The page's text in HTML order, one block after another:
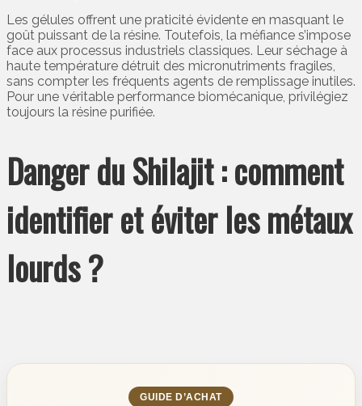
Les gélules offrent une praticité évidente en masquant le
goût puissant de la résine. Toutefois, la méfiance s’impose
face aux processus industriels classiques. Leur séchage à
haute température détruit des micronutriments fragiles,
sans compter les fréquents agents de remplissage inutiles.
Pour une véritable performance biomécanique, privilégiez
toujours la résine purifiée.
Danger du Shilajit : comment
identifier et éviter les métaux
lourds ?
GUIDE D’ACHAT